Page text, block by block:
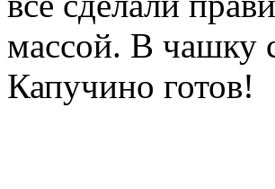
массой. В чашку
Капучино готов!